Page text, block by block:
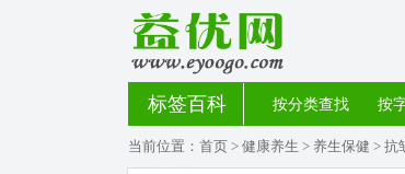
标签百科 按分类查找 按
当前位置： 首页 > 健康养生 > 养生保健 > 抗